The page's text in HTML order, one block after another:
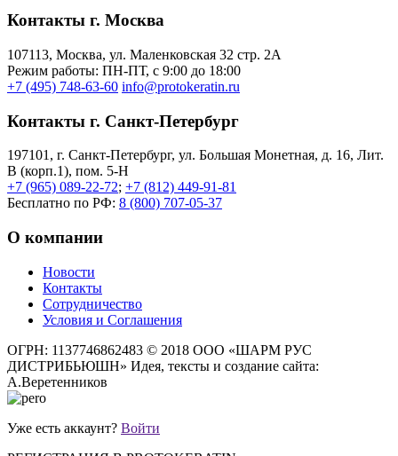
Контакты г. Москва
107113, Moсква, ул. Маленковская 32 стр. 2А
Режим работы: ПН-ПТ, с 9:00 до 18:00
+7 (495) 748-63-60 info@protokeratin.ru
Контакты г. Санкт-Петербург
197101, г. Санкт-Петербург, ул. Большая Монетная, д. 16, Лит.
В (корп.1), пом. 5-Н
+7 (965) 089-22-72; +7 (812) 449-91-81
Бесплатно по РФ: 8 (800) 707-05-37
О компании
Новости
Контакты
Сотрудничество
Условия и Соглашения
ОГРН: 1137746862483 © 2018 ООО «ШАРМ РУС
ДИСТРИБЬЮШН» Идея, тексты и создание сайта:
А.Веретенников
Уже есть аккаунт? Войти